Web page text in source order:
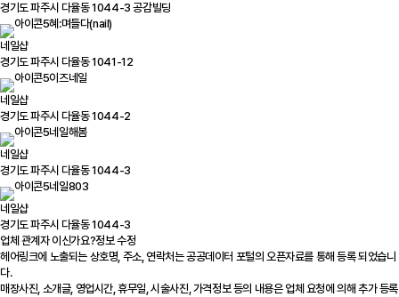
경기도 파주시 다율동 1044-3 공감빌딩
혜:며들다(nail)
네일샵
경기도 파주시 다율동 1041-12
이즈네일
네일샵
경기도 파주시 다율동 1044-2
네일해봄
네일샵
경기도 파주시 다율동 1044-3
네일803
네일샵
경기도 파주시 다율동 1044-3
업체 관계자 이신가요?정보 수정
헤어링크에 노출되는 상호명, 주소, 연락처는 공공데이터 포털의 오픈자료를 통해 등록 되었습니
다.
매장사진, 소개글, 영업시간, 휴무일, 시술사진, 가격정보 등의 내용은 업체 요청에 의해 추가 등록